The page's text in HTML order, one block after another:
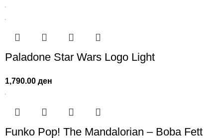
Paladone Star Wars Logo Light
1,790.00ден
Funko Pop! The Mandalorian – Boba Fett